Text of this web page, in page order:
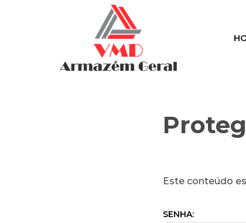
Este conteúdo
SENHA: